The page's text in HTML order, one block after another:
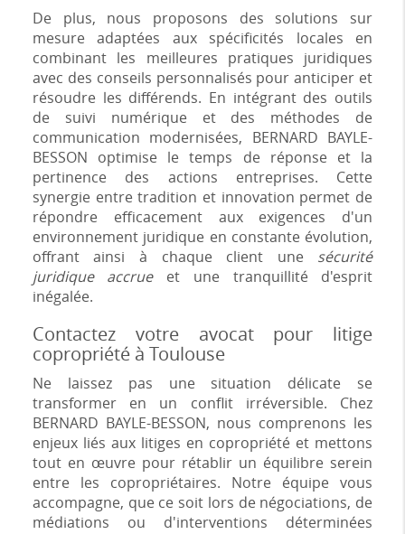
De plus, nous proposons des solutions sur
mesure adaptées aux spécificités locales en
combinant les meilleures pratiques juridiques
avec des conseils personnalisés pour anticiper et
résoudre les différends. En intégrant des outils
de suivi numérique et des méthodes de
communication modernisées, BERNARD BAYLE-
BESSON optimise le temps de réponse et la
pertinence des actions entreprises. Cette
synergie entre tradition et innovation permet de
répondre efficacement aux exigences d'un
environnement juridique en constante évolution,
offrant ainsi à chaque client une sécurité
juridique accrueet une tranquillité d'esprit
inégalée.
Contactez votre avocat pour litige
copropriété à Toulouse
Ne laissez pas une situation délicate se
transformer en un conflit irréversible. Chez
BERNARD BAYLE-BESSON, nous comprenons les
enjeux liés aux litiges en copropriété et mettons
tout en œuvre pour rétablir un équilibre serein
entre les copropriétaires. Notre équipe vous
accompagne, que ce soit lors de négociations, de
médiations ou d'interventions déterminées